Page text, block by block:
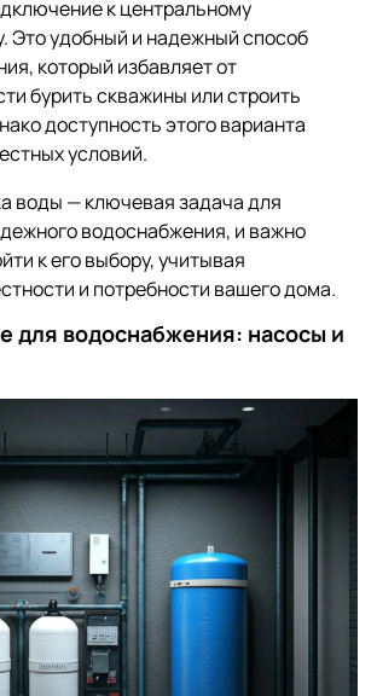
к центральному
Это удобный и надежный способ
который избавляет от
бурить скважины или строить
доступность этого варианта
условий.
воды — ключевая задача для
водоснабжения, и важно
к его выбору, учитывая
и потребности вашего дома.
для водоснабжения: насосы и